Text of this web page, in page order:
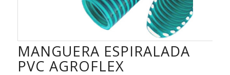
MANGUERA ESPIRALADA
PVC AGROFLEX